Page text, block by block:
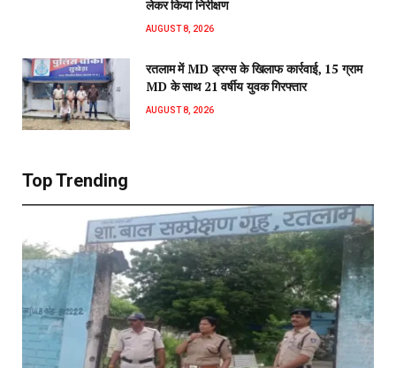
लेकर किया निरीक्षण
AUGUST 8, 2026
रतलाम में MD ड्रग्स के खिलाफ कार्रवाई, 15 ग्राम
MD के साथ 21 वर्षीय युवक गिरफ्तार
AUGUST 8, 2026
Top Trending